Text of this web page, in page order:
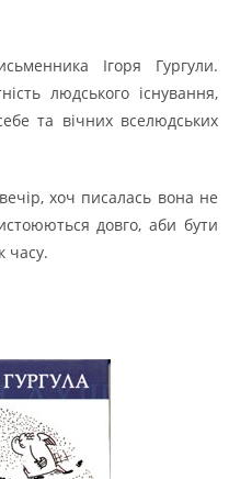
Ігоря Гургули.
людського існування,
та вічних вселюдських
хоч писалась вона не
довго, аби бути
часу.